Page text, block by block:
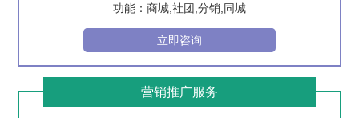
功能：商城,社团,分销,同城
立即咨询
营销推广服务